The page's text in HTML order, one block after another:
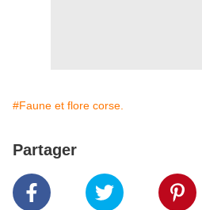
#Faune et flore corse.
Partager